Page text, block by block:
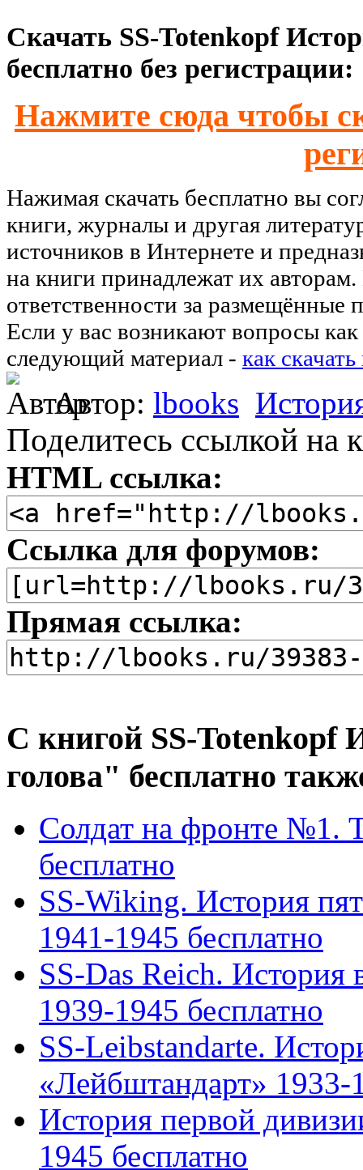
Скачать SS-Totenkopf
бесплатно без регистрации:
Нажмите сюда чтобы
Нажимая скачать бесплатно вы
книги, журналы и другая
источников в Интернете и
на книги принадлежат их
ответственности за размещённые
Если у вас возникают вопросы как
следующий материал - как
Автор: lbooks
Поделитесь ссылкой на
HTML ссылка:
Ссылка для форумов:
Прямая ссылка:
С книгой SS-Totenkopf
голова" бесплатно
Солдат на фронте №1.
бесплатно
SS-Wiking. История
1941-1945 бесплатно
SS-Das Reich.
1939-1945 бесплатно
SS-Leibstandarte.
«Лейбштандарт» 1933-
История первой
1945 бесплатно